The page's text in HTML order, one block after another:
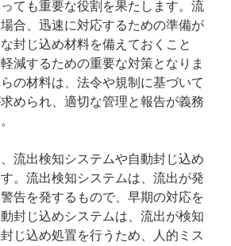
ても重要な役割を果たします。流
合、迅速に対応するための準備が
封じ込め材料を備えておくこと
減するための重要な対策となりま
の材料は、法令や規制に基づいて
められ、適切な管理と報告が義務
流出検知システムや自動封じ込め
。流出検知システムは、流出が発
告を発するもので、早期の対応を
封じ込めシステムは、流出が検知
じ込め処置を行うため、人的ミス